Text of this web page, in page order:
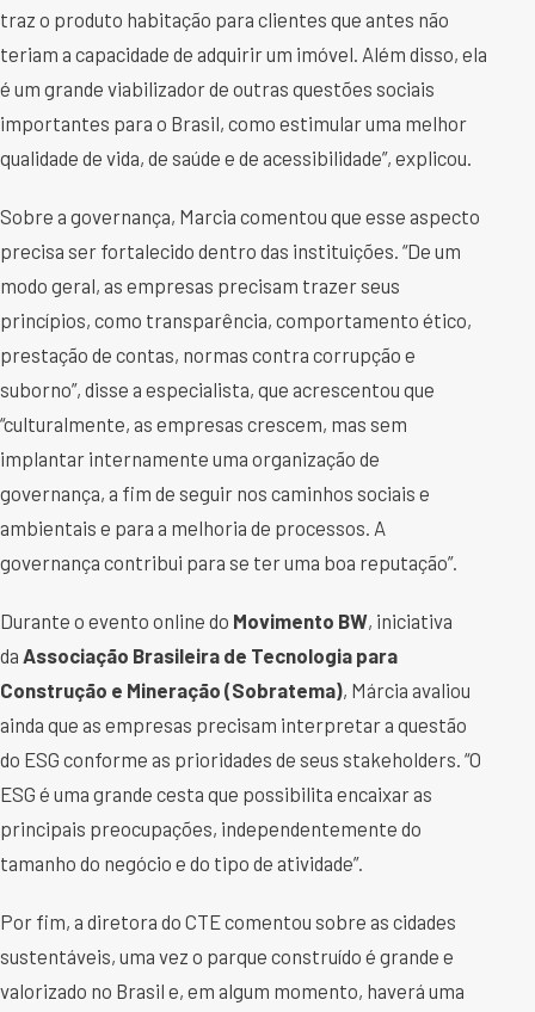
traz o produto habitação para clientes que antes não
teriam a capacidade de adquirir um imóvel. Além disso, ela
é um grande viabilizador de outras questões sociais
importantes para o Brasil, como estimular uma melhor
qualidade de vida, de saúde e de acessibilidade”, explicou.
Sobre a governança, Marcia comentou que esse aspecto
precisa ser fortalecido dentro das instituições. “De um
modo geral, as empresas precisam trazer seus
princípios, como transparência, comportamento ético,
prestação de contas, normas contra corrupção e
suborno”, disse a especialista, que acrescentou que
“culturalmente, as empresas crescem, mas sem
implantar internamente uma organização de
governança, a fim de seguir nos caminhos sociais e
ambientais e para a melhoria de processos. A
governança contribui para se ter uma boa reputação”.
Durante o evento online do Movimento BW, iniciativa
da Associação Brasileira de Tecnologia para
Construção e Mineração (Sobratema), Márcia avaliou
ainda que as empresas precisam interpretar a questão
do ESG conforme as prioridades de seus stakeholders. “O
ESG é uma grande cesta que possibilita encaixar as
principais preocupações, independentemente do
tamanho do negócio e do tipo de atividade”.
Por fim, a diretora do CTE comentou sobre as cidades
sustentáveis, uma vez o parque construído é grande e
valorizado no Brasil e, em algum momento, haverá uma